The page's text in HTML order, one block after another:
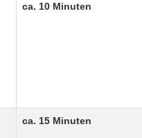
ca. 10 Minuten
ca. 15 Minuten